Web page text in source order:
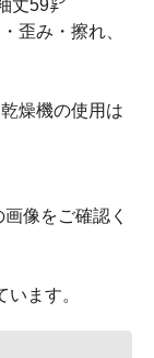
丈59㌢
歪み・擦れ、
燥機の使用は
像をご確認く
います。